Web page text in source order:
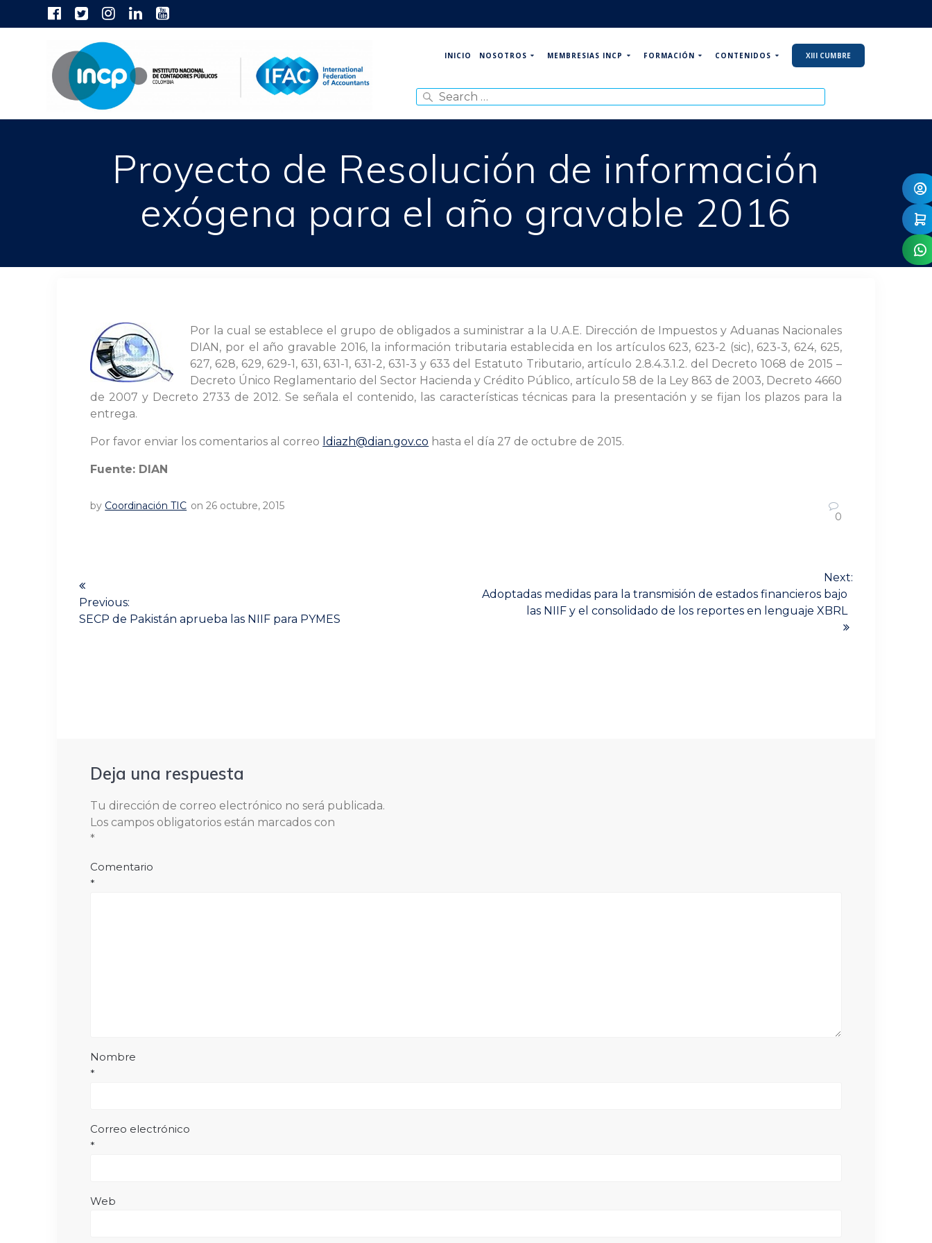
INICIO NOSOTROS MEMBRESIAS INCP FORMACIÓN CONTENIDOS XIII CUMBRE
for:
Proyecto de Resolución de información
exógena para el año gravable 2016
Por la cual se establece el grupo de obligados a suministrar a la U.A.E. Dirección de Impuestos y Aduanas Nacionales
DIAN, por el año gravable 2016, la información tributaria establecida en los artículos 623, 623-2 (sic), 623-3, 624, 625,
627, 628, 629, 629-1, 631, 631-1, 631-2, 631-3 y 633 del Estatuto Tributario, artículo 2.8.4.3.1.2. del Decreto 1068 de 2015 –
Decreto Único Reglamentario del Sector Hacienda y Crédito Público, artículo 58 de la Ley 863 de 2003, Decreto 4660
de 2007 y Decreto 2733 de 2012. Se señala el contenido, las características técnicas para la presentación y se fijan los plazos para la
entrega.
Por favor enviar los comentarios al correo ldiazh@dian.gov.co hasta el día 27 de octubre de 2015.
Fuente: DIAN
by Coordinación TIC on 26 octubre, 2015
0
dePrevious:
Previous
SECP de Pakistán aprueba las NIIF para PYMES
Next:
Next
Adoptadas medidas para la transmisión de estados financieros bajo
las NIIF y el consolidado de los reportes en lenguaje XBRL
Deja una respuesta
Tu dirección de correo electrónico no será publicada.
Los campos obligatorios están marcados con
*
Comentario
*
Nombre
*
Correo electrónico
*
Web